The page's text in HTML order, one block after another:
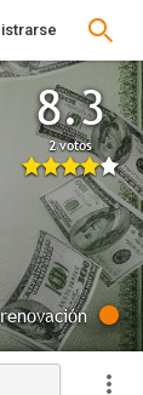
8.3
2 votos